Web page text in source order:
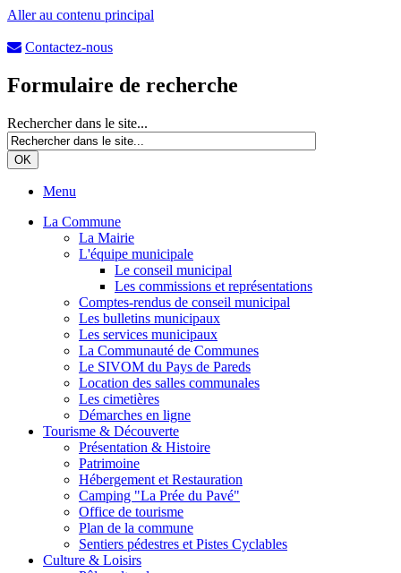
Aller au contenu principal
Contactez-nous
Formulaire de recherche
Rechercher dans le site...
Menu
La Commune
La Mairie
L'équipe municipale
Le conseil municipal
Les commissions et représentations
Comptes-rendus de conseil municipal
Les bulletins municipaux
Les services municipaux
La Communauté de Communes
Le SIVOM du Pays de Pareds
Location des salles communales
Les cimetières
Démarches en ligne
Tourisme & Découverte
Présentation & Histoire
Patrimoine
Hébergement et Restauration
Camping "La Prée du Pavé"
Office de tourisme
Plan de la commune
Sentiers pédestres et Pistes Cyclables
Culture & Loisirs